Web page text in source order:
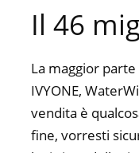
Il 46
La maggior
IVYONE,
vendita è
fine, vorresti